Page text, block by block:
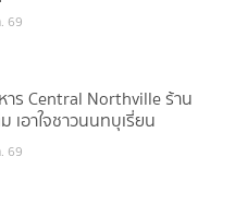
69
าร Central Northville ร้าน
เอาใจชาวนนทบุเรี่ยน
69